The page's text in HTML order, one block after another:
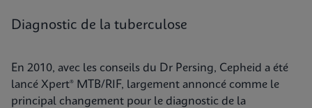
Diagnostic de la tuberculose
En 2010, avec les conseils du Dr Persing, Cepheid a été
lancé Xpert® MTB/RIF, largement annoncé comme le
principal changement pour le diagnostic de la